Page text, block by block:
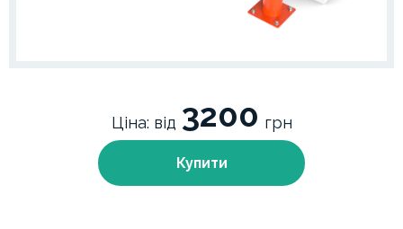
Ціна: від 3200 грн
Купити